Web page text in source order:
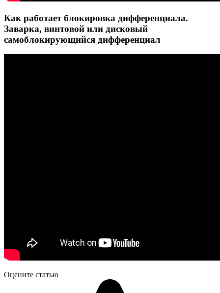
Как работает блокировка дифференциала.
Заварка, винтовой или дисковый
самоблокирующийся дифференциал
Оцените статью